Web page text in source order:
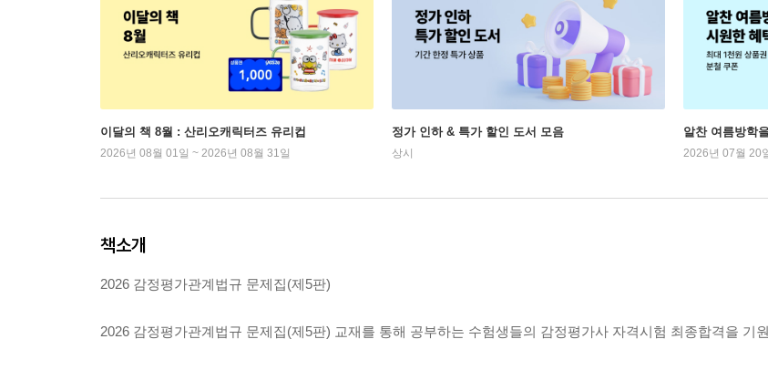
이달의 책 8월 : 산리오캐릭터즈 유리컵
2026년 08월 01일 ~ 2026년 08월 31일
정가 인하 & 특가 할인 도서 모음
상시
알찬 여름방학
2026년 07월 20
책소개
2026 감정평가관계법규 문제집(제5판)
2026 감정평가관계법규 문제집(제5판) 교재를 통해 공부하는 수험생들의 감정평가사 자격시험 최종합격을 기